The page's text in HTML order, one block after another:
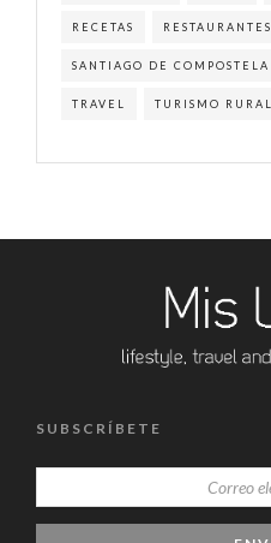
RECETAS RESTAURANTES
SANTIAGO DE COMPOSTELA
TRAVEL TURISMO RURAL
SUBSCRÍBETE